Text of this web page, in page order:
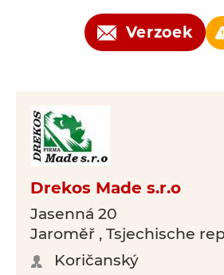
Verzoek
Drekos Made s.r.o
Jasenná 20
Jaroměř , Tsjechische
Koričanský